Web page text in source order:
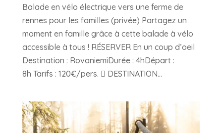
Balade en vélo électrique vers une ferme de
rennes pour les familles (privée) Partagez un
moment en famille grâce à cette balade à vélo
accessible à tous ! RÉSERVER En un coup d’oeil
Destination : RovaniemiDurée : 4hDépart :
8h Tarifs : 120€/pers.  DESTINATION...